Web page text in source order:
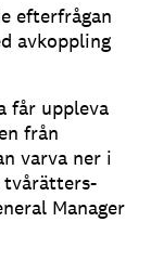
efterfrågan
avkoppling
får uppleva
från
varva ner i
tvårätters-
Manager